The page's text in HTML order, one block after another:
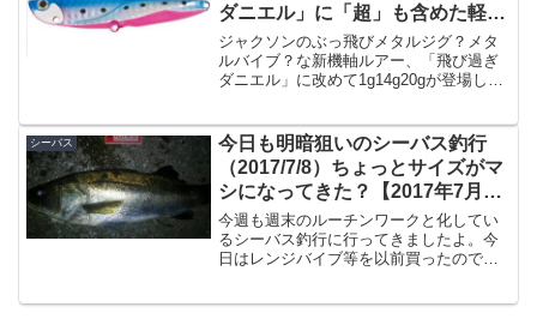
ダニエル」に「超」も含めた軽量
バージョンが登場！
ジャクソンのぶっ飛びメタルジグ？メタ
ルバイブ？な新機軸ルアー、「飛び過ぎ
ダニエル」に改めて1g14g20gが登場しま
ル１ｇ飛び過ぎダニエル（14〜30g）僕が
最近...
シーバス
今日も明暗狙いのシーバス釣行
（2017/7/8）ちょっとサイズがマ
シになってきた？【2017年7月釣
行】
今週も週末のルーチンワークと化してい
るシーバス釣行に行ってきましたよ。今
日はレンジバイブ等を以前買ったので、